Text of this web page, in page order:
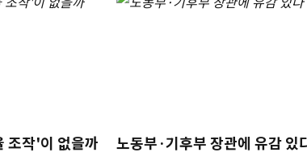
조작'이 없을까 노동부·기후부 장관에 유감 있